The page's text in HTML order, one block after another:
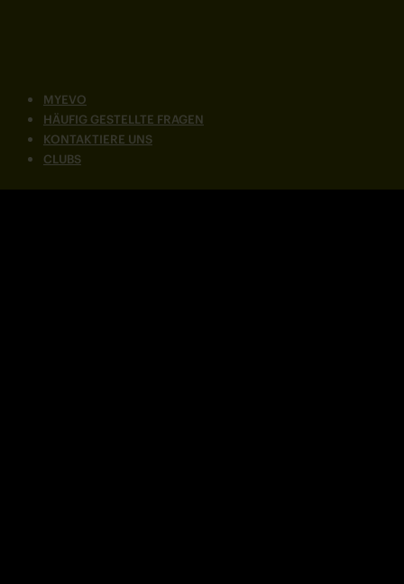
MYEVO
HÄUFIG GESTELLTE FRAGEN
KONTAKTIERE UNS
CLUBS